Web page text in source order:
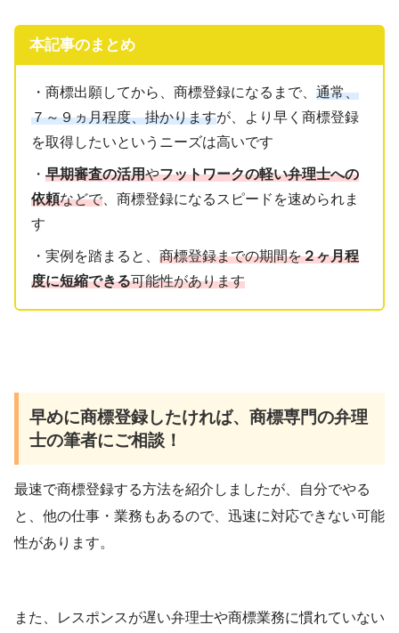
本記事のまとめ
・商標出願してから、商標登録になるまで、通常、
７～９ヵ月程度、掛かりますが、より早く商標登録
を取得したいというニーズは高いです
・早期審査の活用やフットワークの軽い弁理士への
依頼などで 、商標登録になるスピードを速められま
す
・実例を踏まると、商標登録までの期間を２ヶ月程
度に短縮できる可能性があります
早めに商標登録したければ、商標専門の弁理
士の筆者にご相談！
最速で商標登録する方法を紹介しましたが、自分でやる
と、他の仕事・業務もあるので、迅速に対応できない可能
性があります。
また、レスポンスが遅い弁理士や商標業務に慣れていない